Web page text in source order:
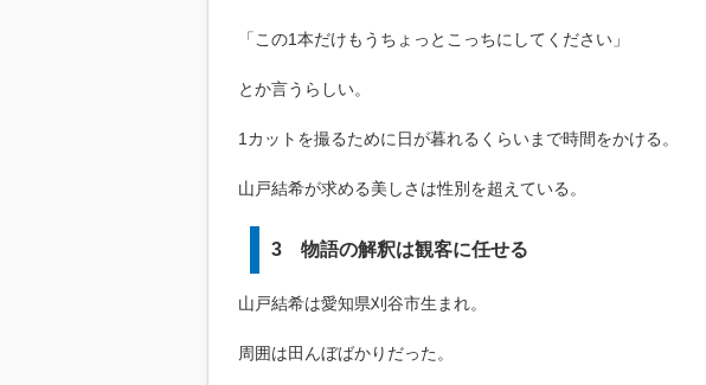
「この1本だけもうちょっとこっちにしてください」
とか言うらしい。
1カットを撮るために日が暮れるくらいまで時間をかける。
山戸結希が求める美しさは性別を超えている。
3 物語の解釈は観客に任せる
山戸結希は愛知県刈谷市生まれ。
周囲は田んぼばかりだった。